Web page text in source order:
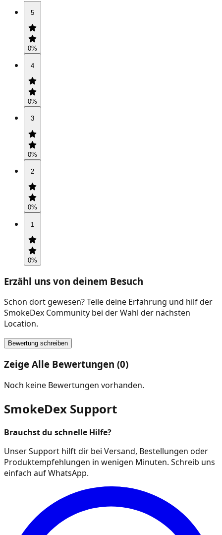
5
0%
4
0%
3
0%
2
0%
1
0%
Erzähl uns von deinem Besuch
Schon dort gewesen? Teile deine Erfahrung und hilf der
SmokeDex Community bei der Wahl der nächsten
Location.
Bewertung schreiben
Zeige Alle Bewertungen (0)
Noch keine Bewertungen vorhanden.
SmokeDex Support
Brauchst du schnelle Hilfe?
Unser Support hilft dir bei Versand, Bestellungen oder
Produktempfehlungen in wenigen Minuten. Schreib uns
einfach auf WhatsApp.